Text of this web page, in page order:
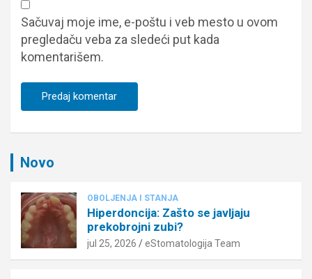
Sačuvaj moje ime, e-poštu i veb mesto u ovom
pregledaču veba za sledeći put kada
komentarišem.
Novo
OBOLJENJA I STANJA
Hiperdoncija: Zašto se javljaju
prekobrojni zubi?
jul 25, 2026 eStomatologija Team